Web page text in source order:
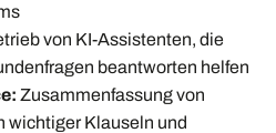
von KI-Assistenten, die
beantworten helfen
Zusammenfassung von
wichtiger Klauseln und